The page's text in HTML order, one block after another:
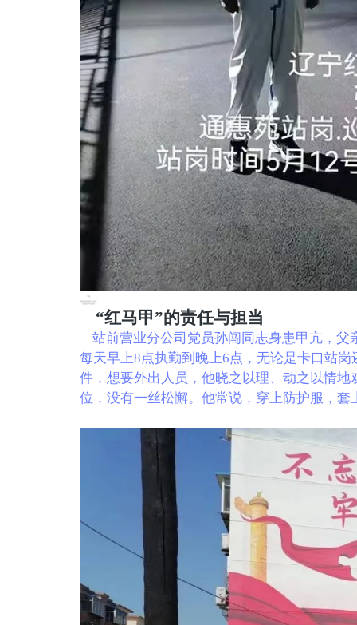
“红马甲”的责任与担当
站前营业分公司党员孙闯同志身患甲亢，父
每天早上8点执勤到晚上6点，无论是卡口站
件，想要外出人员，他晓之以理、动之以情
位，没有一丝松懈。他常说，穿上防护服，